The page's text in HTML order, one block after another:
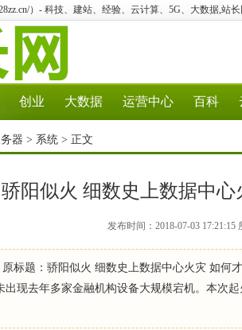
）- 科技、建站、经验、云计算、5G、大数据,站
创业 大数据 运营中心 百科
器 > 系统 > 正文
骄阳似火 细数史上数据中
发布时间：2018-07-03
原标题：骄阳似火 细数史上数据中心火灾 如何
出现去年多家金融机构设备大规模宕机。本次